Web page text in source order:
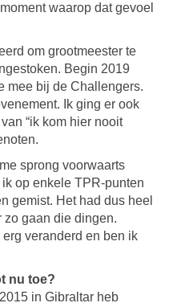
waarop dat gevoel
om grootmeester te
Begin 2019
mee bij de Challengers.
Ik ging er ook
“ik kom hier nooit
sprong voorwaarts
op enkele TPR-punten
gemist. Het had dus heel
zo gaan die dingen.
veranderd en ben ik
nu toe?
in Gibraltar heb